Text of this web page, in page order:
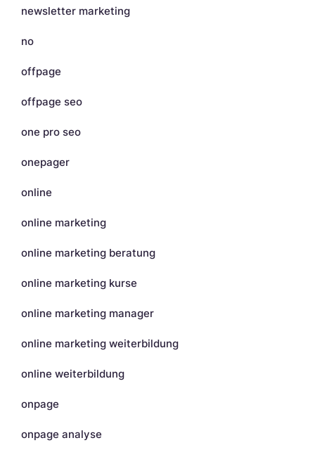
newsletter marketing
no
offpage
offpage seo
one pro seo
onepager
online
online marketing
online marketing beratung
online marketing kurse
online marketing manager
online marketing weiterbildung
online weiterbildung
onpage
onpage analyse